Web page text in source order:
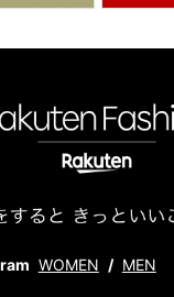
WOMEN / MEN